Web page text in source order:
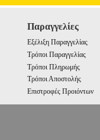
Παραγγελίες
Εξέλιξη Παραγγελίας
Τρόποι Παραγγελίας
Τρόποι Πληρωμής
Τρόποι Αποστολής
Επιστροφές Προιόντων